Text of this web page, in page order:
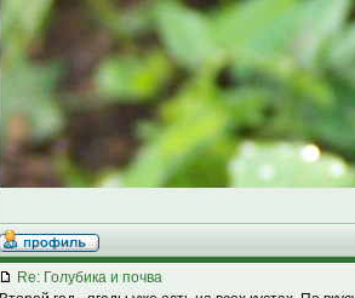
Re: Голубика и почва